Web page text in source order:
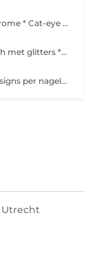
Voor eenvoudige nail art zoals: * Glitters * Chrome * Cat-eye * Pigment * Folie * Kleine steentjes
Voor iets uitgebreidere designs zoals: * French met glitters * Marble * Meerdere kleuren * Kleine designs
Voor uitgebreide nail art zoals: * Meerdere designs per nagel * Veel steentjes * Handgeschilderde nail art
Utrecht